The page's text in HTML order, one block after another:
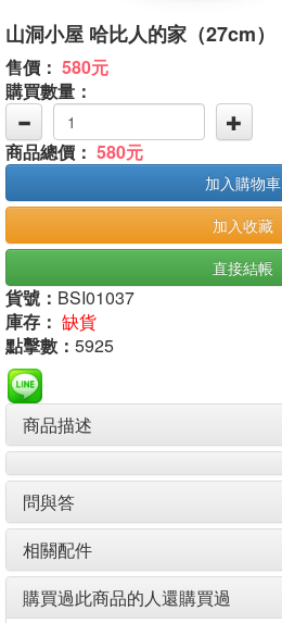
山洞小屋 哈比人的家（27cm）
售價： 580元
購買數量：
商品總價： 580元
加入購物車
加入收藏
直接結帳
貨號： BSI01037
庫存： 缺貨
點擊數： 5925
商品描述
問與答
相關配件
購買過此商品的人還購買過